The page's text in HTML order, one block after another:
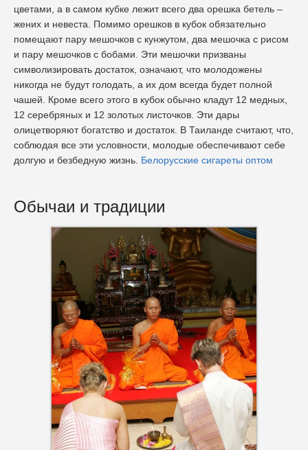
цветами, а в самом кубке лежит всего два орешка бетель –
жених и невеста. Помимо орешков в кубок обязательно
помещают пару мешочков с кунжутом, два мешочка с рисом
и пару мешочков с бобами. Эти мешочки призваны
символизировать достаток, означают, что молодожены
никогда не будут голодать, а их дом всегда будет полной
чашей. Кроме всего этого в кубок обычно кладут 12 медных,
12 серебряных и 12 золотых листочков. Эти дары
олицетворяют богатство и достаток. В Таиланде считают, что,
соблюдая все эти условности, молодые обеспечивают себе
долгую и безбедную жизнь. Белорусские сигареты оптом
Обычаи и традиции